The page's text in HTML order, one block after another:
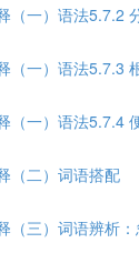
（一）语法5.7.2
（一）语法5.7.3
（一）语法5.7.4
（二）词语搭配
（三）词语辨析